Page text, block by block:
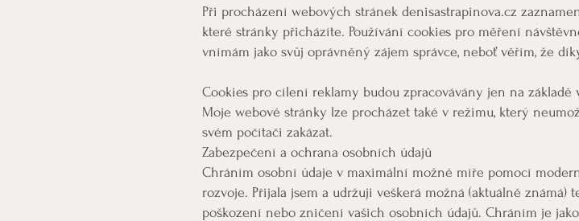
Při procházení webových stránek denisastrapinova.cz
které stránky přicházíte. Používání cookies pro měření
vnímám jako svůj oprávněný zájem správce, neboť věřím, že
Cookies pro cílení reklamy budou zpracovávány jen na základě
Moje webové stránky lze procházet také v režimu, který
svém počítači zakázat.
Zabezpečení a ochrana osobních údajů
Chráním osobní údaje v maximální možné míře pomocí
rozvoje. Přijala jsem a udržuji veškerá možná (aktuálně
poškození nebo zničení vašich osobních údajů. Chráním je